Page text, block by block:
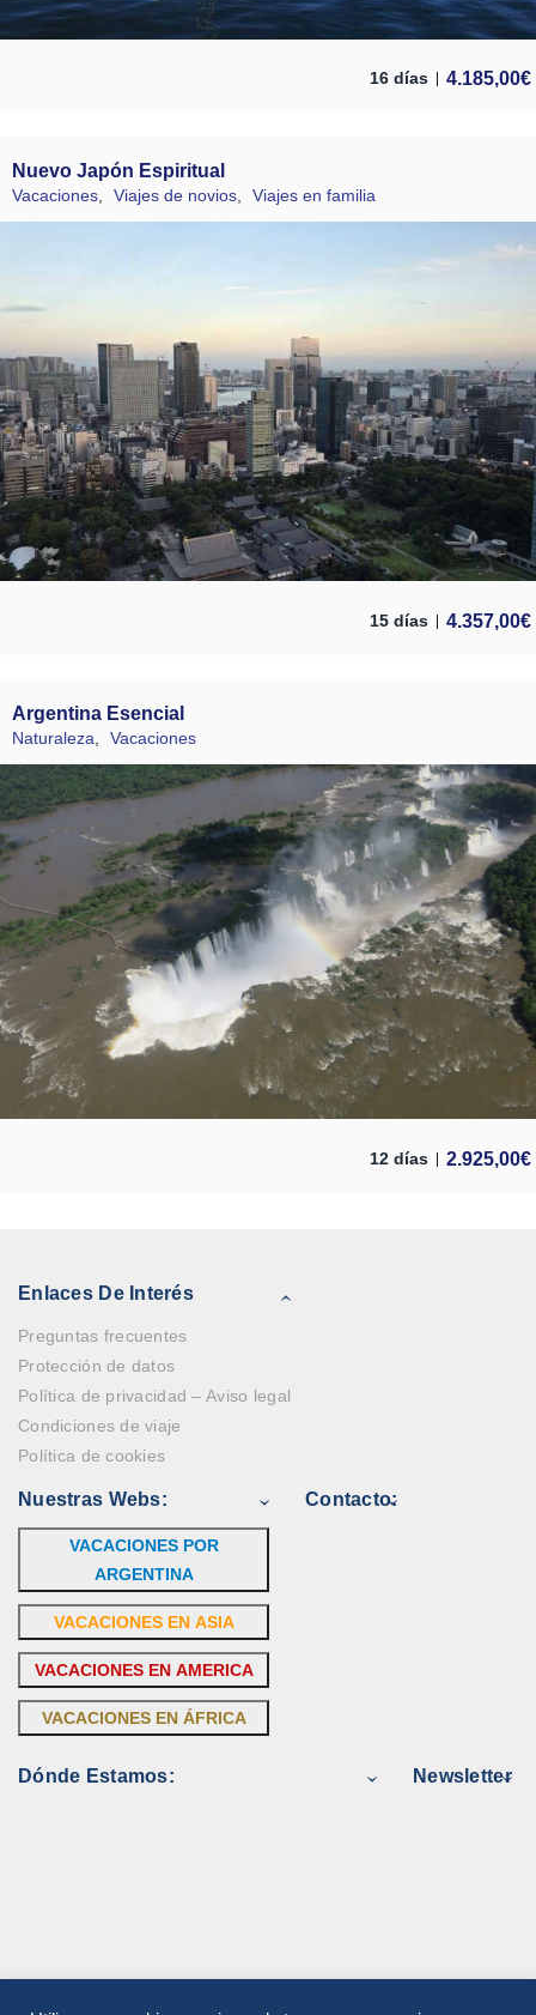
16 días 4.185,00€
Nuevo Japón Espiritual
Vacaciones, Viajes de novios, Viajes en familia
15 días 4.357,00€
Argentina Esencial
Naturaleza Vacaciones
12 días 2.925,00€
Enlaces De Interés
Preguntas frecuentes
Protección de datos
Política de privacidad – Aviso legal
Condiciones de viaje
Política de cookies
Nuestras Webs:
VACACIONES POR
ARGENTINA
VACACIONES EN ASIA
VACACIONES EN AMERICA
VACACIONES EN ÁFRICA
Contacto:
Dónde Estamos: Newsletter